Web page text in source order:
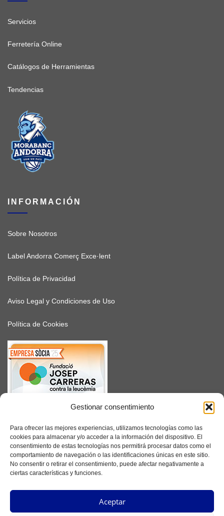
Gestionar consentimiento
Para ofrecer las mejores experiencias, utilizamos tecnologías como las
cookies para almacenar y/o acceder a la información del dispositivo. El
consentimiento de estas tecnologías nos permitirá procesar datos como el
comportamiento de navegación o las identificaciones únicas en este sitio.
No consentir o retirar el consentimiento, puede afectar negativamente a
ciertas características y funciones.
Aceptar
Servicios
Ferretería Online
Catálogos de Herramientas
Tendencias
INFORMACIÓN
Sobre Nosotros
Label Andorra Comerç Exce·lent
Política de Privacidad
Aviso Legal y Condiciones de Uso
Política de Cookies
SUSCRÍBETE
Facebook
Instagram
YouTube